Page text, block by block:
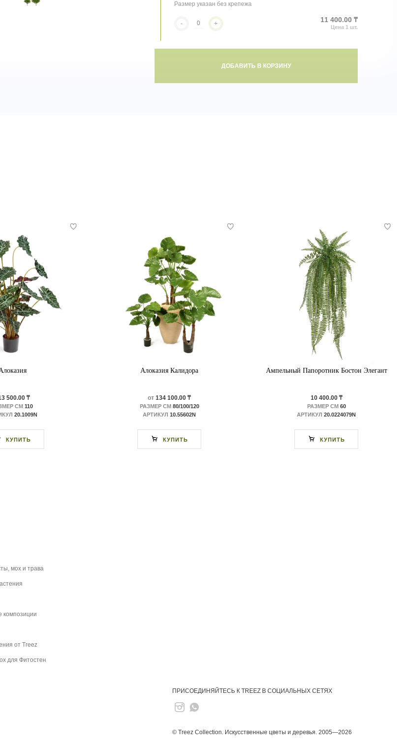
Размер указан без крепежа
- + 11 400.00 ₸
ДОБАВИТЬ В КОРЗИНУ
500.00 ₸
СМ 110
20.1009N
КУПИТЬ
Алоказия Калидора
от 134 100.00 ₸
РАЗМЕР СМ80/100/120
АРТИКУЛ 10.55602N
КУПИТЬ
Ампельный Папоротник Бостон Элегант
10 400.00 ₸
РАЗМЕР СМ60
АРТИКУЛ 20.0224079N
КУПИТЬ
мох и трава
композиции
от Treez
для Фитостен
ПРИСОЕДИНЯЙТЕСЬ К TREEZ В СОЦИАЛЬНЫХ СЕТЯХ
© Treez Collection. Искусственные цветы и деревья. 2005—2026